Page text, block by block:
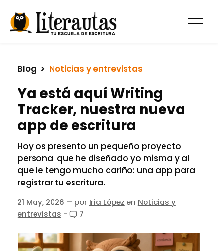
Blog
  >
Noticias y entrevistas
Ya está aquí Writing
Tracker, nuestra nueva
app de escritura
Hoy os presento un pequeño proyecto
personal que he diseñado yo misma y al
que le tengo mucho cariño: una app para
registrar tu escritura.
21 May, 2026 — por Iria López en Noticias y
entrevistas - 7